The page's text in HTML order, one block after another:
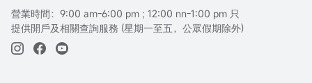
營業時間：9:00 am-6:00 pm ; 12:00 nn-1:00 pm 只
提供開戶及相關查詢服務 (星期一至五，公眾假期除外)